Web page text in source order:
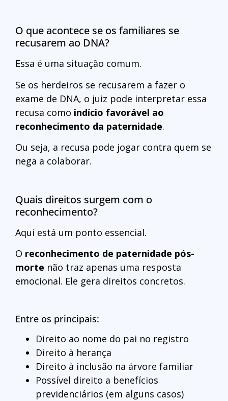
O que acontece se os familiares se
recusarem ao DNA?
Essa é uma situação comum.
Se os herdeiros se recusarem a fazer o
exame de DNA, o juiz pode interpretar essa
recusa como indício favorável ao
reconhecimento da paternidade.
Ou seja, a recusa pode jogar contra quem se
nega a colaborar.
Quais direitos surgem com o
reconhecimento?
Aqui está um ponto essencial.
O reconhecimento de paternidade pós-
morte não traz apenas uma resposta
emocional. Ele gera direitos concretos.
Entre os principais:
Direito ao nome do pai no registro
Direito à herança
Direito à inclusão na árvore familiar
Possível direito a benefícios
previdenciários (em alguns casos)